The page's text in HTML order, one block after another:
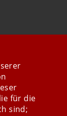
für die
sind;